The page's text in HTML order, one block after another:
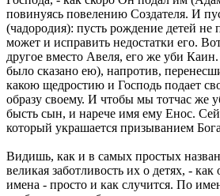
повинуясь повелению Создателя. И
(чадородия): пусть рождение детей
может и исправить недостатки его.
другое вместо Авеля, его же уби
было сказано ею), напротив,
какою щедростию и Господь подает
образу своему. И чтобы мы тотчас же
бысть сын, и нарече имя ему Енос.
который украшается призыванием
Видишь, как и в самых простых
великая заботливость их о детях, -
имена - просто и как случится. По